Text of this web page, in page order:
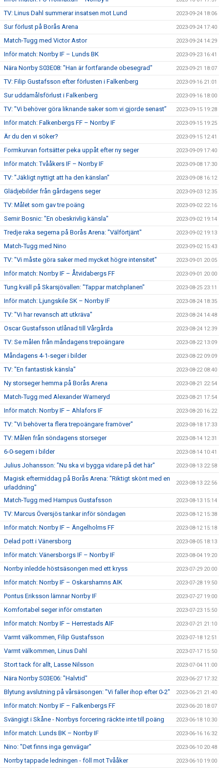
TV: Linus Dahl summerar insatsen mot Lund 2023-09-24 18:06
Sur förlust på Borås Arena 2023-09-24 17:40
Match-Tugg med Victor Astor 2023-09-24 14:29
Inför match: Norrby IF – Lunds BK 2023-09-23 16:41
Nära Norrby S03E08: "Han är fortfarande obesegrad" 2023-09-21 18:07
TV: Filip Gustafsson efter förlusten i Falkenberg 2023-09-16 21:01
Sur uddamålsförlust i Falkenberg 2023-09-16 18:00
TV: ”Vi behöver göra liknande saker som vi gjorde senast” 2023-09-15 19:28
Inför match: Falkenbergs FF – Norrby IF 2023-09-15 19:25
Är du den vi söker? 2023-09-15 12:41
Formkurvan fortsätter peka uppåt efter ny seger 2023-09-09 17:40
Inför match: Tvååkers IF – Norrby IF 2023-09-08 17:30
TV: "Jäkligt nyttigt att ha den känslan" 2023-09-08 16:12
Glädjebilder från gårdagens seger 2023-09-03 12:35
TV: Målet som gav tre poäng 2023-09-02 22:16
Semir Bosnic: "En obeskrivlig känsla" 2023-09-02 19:14
Tredje raka segerna på Borås Arena: "Välförtjänt" 2023-09-02 19:13
Match-Tugg med Nino 2023-09-02 15:43
TV: "Vi måste göra saker med mycket högre intensitet" 2023-09-01 20:05
Inför match: Norrby IF – Åtvidabergs FF 2023-09-01 20:00
Tung kväll på Skarsjövallen: "Tappar matchplanen" 2023-08-25 23:11
Inför match: Ljungskile SK – Norrby IF 2023-08-24 18:35
TV: "Vi har revansch att utkräva" 2023-08-24 14:48
Oscar Gustafsson utlånad till Vårgårda 2023-08-24 12:39
TV: Se målen från måndagens trepoängare 2023-08-22 13:09
Måndagens 4-1-seger i bilder 2023-08-22 09:09
TV: "En fantastisk känsla" 2023-08-22 08:40
Ny storseger hemma på Borås Arena 2023-08-21 22:54
Match-Tugg med Alexander Warneryd 2023-08-21 17:54
Inför match: Norrby IF – Ahlafors IF 2023-08-20 16:22
TV: "Vi behöver ta flera trepoängare framöver" 2023-08-18 17:33
TV: Målen från söndagens storseger 2023-08-14 12:31
6-0-segern i bilder 2023-08-14 10:41
Julius Johansson: "Nu ska vi bygga vidare på det här" 2023-08-13 22:58
Magisk eftermiddag på Borås Arena: "Riktigt skönt med en
urladdning"
2023-08-13 22:56
Match-Tugg med Hampus Gustafsson 2023-08-13 15:14
TV: Marcus Översjös tankar inför söndagen 2023-08-12 15:38
Inför match: Norrby IF – Ängelholms FF 2023-08-12 15:18
Delad pott i Vänersborg 2023-08-05 18:13
Inför match: Vänersborgs IF – Norrby IF 2023-08-04 19:20
Norrby inledde höstsäsongen med ett kryss 2023-07-29 20:00
Inför match: Norrby IF – Oskarshamns AIK 2023-07-28 19:50
Pontus Eriksson lämnar Norrby IF 2023-07-27 19:00
Komfortabel seger inför omstarten 2023-07-23 15:50
Inför match: Norrby IF – Herrestads AIF 2023-07-21 21:10
Varmt välkommen, Filip Gustafsson 2023-07-18 12:51
Varmt välkommen, Linus Dahl 2023-07-17 15:50
Stort tack för allt, Lasse Nilsson 2023-07-04 11:00
Nära Norrby S03E06: "Halvtid" 2023-06-27 17:32
Blytung avslutning på vårsäsongen: "Vi faller ihop efter 0-2" 2023-06-21 21:40
Inför match: Norrby IF – Falkenbergs FF 2023-06-20 18:07
Svängigt i Skåne - Norrbys forcering räckte inte till poäng 2023-06-18 10:30
Inför match: Lunds BK – Norrby IF 2023-06-16 16:32
Nino: "Det finns inga genvägar" 2023-06-10 20:48
Norrby tappade ledningen - föll mot Tvååker 2023-06-10 19:00